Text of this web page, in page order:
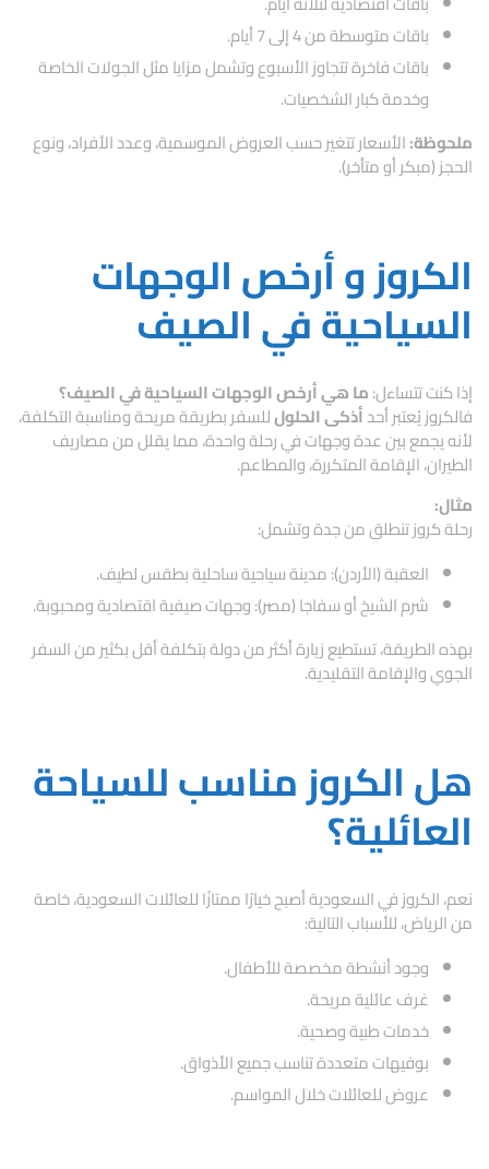
باقات متوسطة من 4 إلى 7 أيام.
باقات فاخرة تتجاوز الأسبوع وتشمل مزايا مثل الجولات الخاصة
وخدمة كبار الشخصيات.
ملحوظة:الأسعار تتغير حسب العروض الموسمية، وعدد الأفراد، ونوع
الحجز (مبكر أو متأخر).
الكروز و أرخص الوجهات
السياحية في الصيف
إذا كنت تتساءل:ما هي أرخص الوجهات السياحية في الصيف؟
فالكروز يُعتبر أحدأذكى الحلولللسفر بطريقة مريحة ومناسبة التكلفة،
لأنه يجمع بين عدة وجهات في رحلة واحدة، مما يقلل من مصاريف
الطيران، الإقامة المتكررة، والمطاعم.
مثال:
رحلة كروز تنطلق من جدة وتشمل:
العقبة (الأردن): مدينة سياحية ساحلية بطقس لطيف.
شرم الشيخ أو سفاجا (مصر): وجهات صيفية اقتصادية ومحبوبة.
بهذه الطريقة، تستطيع زيارة أكثر من دولة بتكلفة أقل بكثير من السفر
الجوي والإقامة التقليدية.
هل الكروز مناسب للسياحة
العائلية؟
نعم، الكروز في السعودية أصبح خيارًا ممتازًا للعائلات السعودية، خاصة
من الرياض، للأسباب التالية:
وجود أنشطة مخصصة للأطفال.
غرف عائلية مريحة.
خدمات طبية وصحية.
بوفيهات متعددة تناسب جميع الأذواق.
عروض للعائلات خلال المواسم.